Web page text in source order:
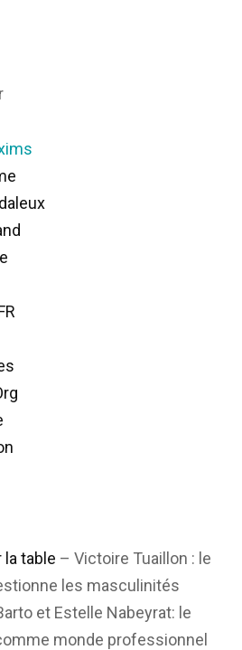
table – Victoire Tuaillon : le
les masculinités
et Estelle Nabeyrat: le
monde professionnel